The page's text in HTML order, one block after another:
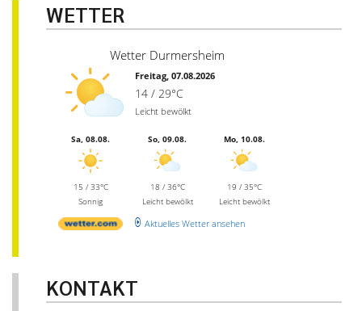
WETTER
Wetter Durmersheim
Freitag, 07.08.2026
14 / 29°C
Leicht bewölkt
Sa, 08.08.
15 / 33°C
Sonnig
So, 09.08.
18 / 36°C
Leicht bewölkt
Mo, 10.08.
19 / 35°C
Leicht bewölkt
Aktuelles Wetter ansehen
KONTAKT